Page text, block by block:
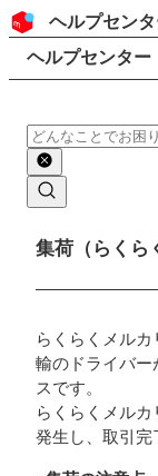
コンテンツにスキ
ヘッダー
ヘルプセン
検索
パンくずリス
ヘルプセンター
検索
メインコ
集荷（らくら
らくらくメル
輸のドライバー
スです。
らくらくメル
発生し、取引完